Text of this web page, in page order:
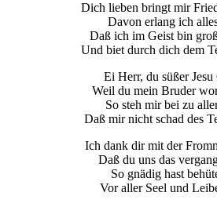
Dich lieben bringt mir
Davon erlang ich
Daß ich im Geist bin
Und biet durch dich dem
Ei Herr, du süßer Jesu
Weil du mein Bruder
So steh mir bei zu
Daß mir nicht schad des
Ich dank dir mit der
Daß du uns das
So gnädig hast
Vor aller Seel und